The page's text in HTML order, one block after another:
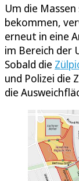
Um die
bekommen,
erneut in eine
im Bereich der
Sobald die
und Polizei die
die